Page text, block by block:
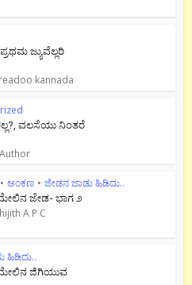
ಜ್ಯುವೆಲ್ಲರಿ
kannada
ವಲಸೆಯು ನಿಂತರೆ
• ಅಂಕಣ • ಜೇಡನ ಜಾಡು ಹಿಡಿದು..
ಜೇಡ- ಭಾಗ ೨
A P C
ಹಿಡಿದು..
ಜಿಗಿಯುವ